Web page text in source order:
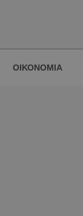
ΟΙΚΟΝΟΜΙΑ